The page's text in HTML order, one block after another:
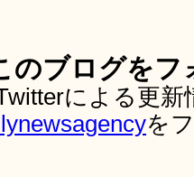
のブログをフ
による更
を